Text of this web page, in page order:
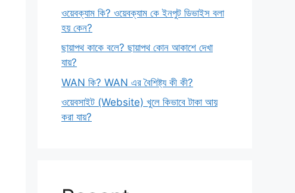
ওয়েবক্যাম কি? ওয়েবক্যাম কে ইনপুট ডিভাইস বলা
হয় কেন?
ছায়াপথ কাকে বলে? ছায়াপথ কোন আকাশে দেখা
যায়?
WAN কি? WAN এর বৈশিষ্ট্য কী কী?
ওয়েবসাইট (Website) খুলে কিভাবে টাকা আয়
করা যায়?